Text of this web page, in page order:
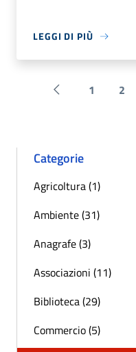
LEGGI DI PIÙ
Pagina precedente
1 2
Categorie
Agricoltura (1)
Ambiente (31)
Anagrafe (3)
Associazioni (11)
Biblioteca (29)
Commercio (5)